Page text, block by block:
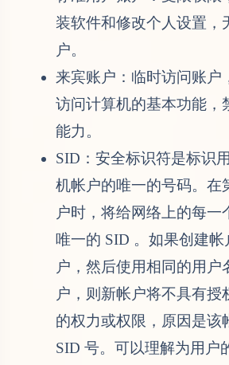
装软件和修改个人设置，
户。
来宾账户：临时访问账户
访问计算机的基本功能，
能力。
SID：安全标识符是标识
机帐户的唯一的号码。在
户时，将给网络上的每一
唯一的 SID 。如果创建
户，然后使用相同的用户
户，则新帐户将不具有授
的权力或权限，原因是该
SID 号。可以理解为用户